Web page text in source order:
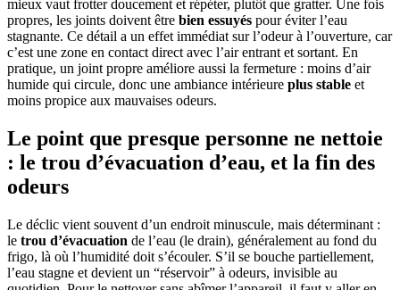
mieux vaut frotter doucement et répéter, plutôt que gratter. Une fois
propres, les joints doivent être bien essuyés pour éviter l’eau
stagnante. Ce détail a un effet immédiat sur l’odeur à l’ouverture, car
c’est une zone en contact direct avec l’air entrant et sortant. En
pratique, un joint propre améliore aussi la fermeture : moins d’air
humide qui circule, donc une ambiance intérieure plus stable et
moins propice aux mauvaises odeurs.
Le point que presque personne ne nettoie
: le trou d’évacuation d’eau, et la fin des
odeurs
Le déclic vient souvent d’un endroit minuscule, mais déterminant :
le trou d’évacuation de l’eau (le drain), généralement au fond du
frigo, là où l’humidité doit s’écouler. S’il se bouche partiellement,
l’eau stagne et devient un “réservoir” à odeurs, invisible au